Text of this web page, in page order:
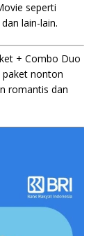
seperti
lain-lain.
+ Combo Duo
paket nonton
romantis dan